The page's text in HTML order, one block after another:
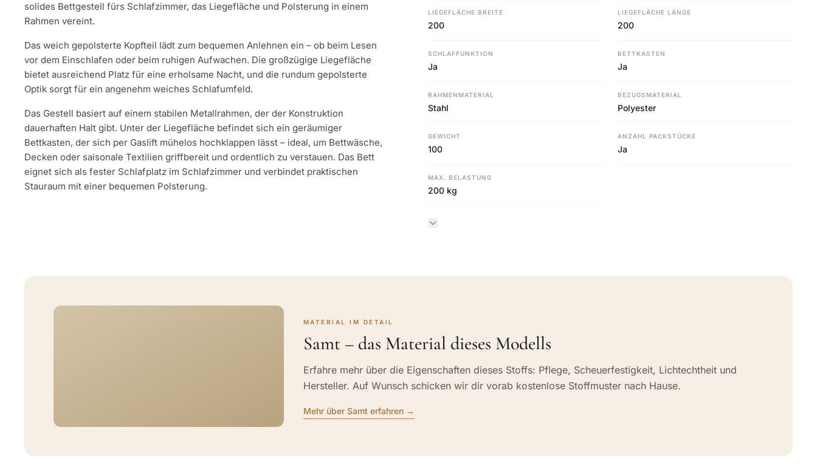
solides Bettgestell fürs Schlafzimmer, das Liegefläche und Polsterung in einem
Rahmen vereint.
Das weich gepolsterte Kopfteil lädt zum bequemen Anlehnen ein – ob beim Lesen
vor dem Einschlafen oder beim ruhigen Aufwachen. Die großzügige Liegefläche
bietet ausreichend Platz für eine erholsame Nacht, und die rundum gepolsterte
Optik sorgt für ein angenehm weiches Schlafumfeld.
Das Gestell basiert auf einem stabilen Metallrahmen, der der Konstruktion
dauerhaften Halt gibt. Unter der Liegefläche befindet sich ein geräumiger
Bettkasten, der sich per Gaslift mühelos hochklappen lässt – ideal, um Bettwäsche,
Decken oder saisonale Textilien griffbereit und ordentlich zu verstauen. Das Bett
eignet sich als fester Schlafplatz im Schlafzimmer und verbindet praktischen
Stauraum mit einer bequemen Polsterung.
LIEGEFLÄCHE BREITE
200
LIEGEFLÄCHE LÄNGE
200
SCHLAFFUNKTION
Ja
BETTKASTEN
Ja
RAHMENMATERIAL
Stahl
BEZUGSMATERIAL
Polyester
GEWICHT
100
ANZAHL PACKSTÜCKE
Ja
MAX. BELASTUNG
200 kg
MATERIAL IM DETAIL
Samt – das Material dieses Modells
Erfahre mehr über die Eigenschaften dieses Stoffs: Pflege, Scheuerfestigkeit, Lichtechtheit und
Hersteller. Auf Wunsch schicken wir dir vorab kostenlose Stoffmuster nach Hause.
Mehr über Samt erfahren →